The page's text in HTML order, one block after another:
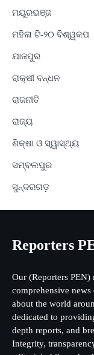
ମୟୂରଭଞ୍ଜ
ମହିଳା ଟି-୨୦ ବିଶ୍ୱକପ
ଯାଜପୁର
ରାକ୍ଷୀ ବନ୍ଧନ
ରାଜନୀତି
ରାଜ୍ୟ
ଶିକ୍ଷା ଓ ସ୍ୱାସ୍ଥ୍ୟ
ସମ୍ବଲପୁର
ସୁନ୍ଦରଗଡ଼
Reporters
Our (Reporters
comprehensive
about the world
dedicated to
depth reports, and
Integrity,